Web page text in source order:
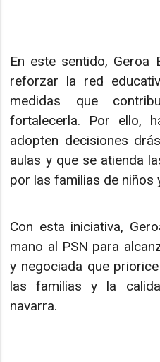
En este sentido, Geroa
reforzar la red
medidas que
fortalecerla. Por ello,
adopten decisiones
aulas y que se atienda
por las familias de niños
Con esta iniciativa,
mano al PSN para
y negociada que
las familias y la
navarra.